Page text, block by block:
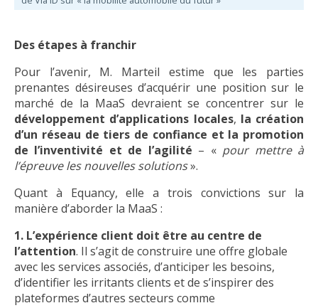
Des étapes à franchir
Pour l’avenir, M. Marteil estime que les parties
prenantes désireuses d’acquérir une position sur le
marché de la MaaS devraient se concentrer sur le
développement d’applications locales, la création
d’un réseau de tiers de confiance et la promotion
de l’inventivité et de l’agilité – « pour mettre à
l’épreuve les nouvelles solutions».
Quant à Equancy, elle a trois convictions sur la
manière d’aborder la MaaS :
1. L’expérience client doit être au centre de
l’attention. Il s’agit de construire une offre globale
avec les services associés, d’anticiper les besoins,
d’identifier les irritants clients et de s’inspirer des
plateformes d’autres secteurs comme